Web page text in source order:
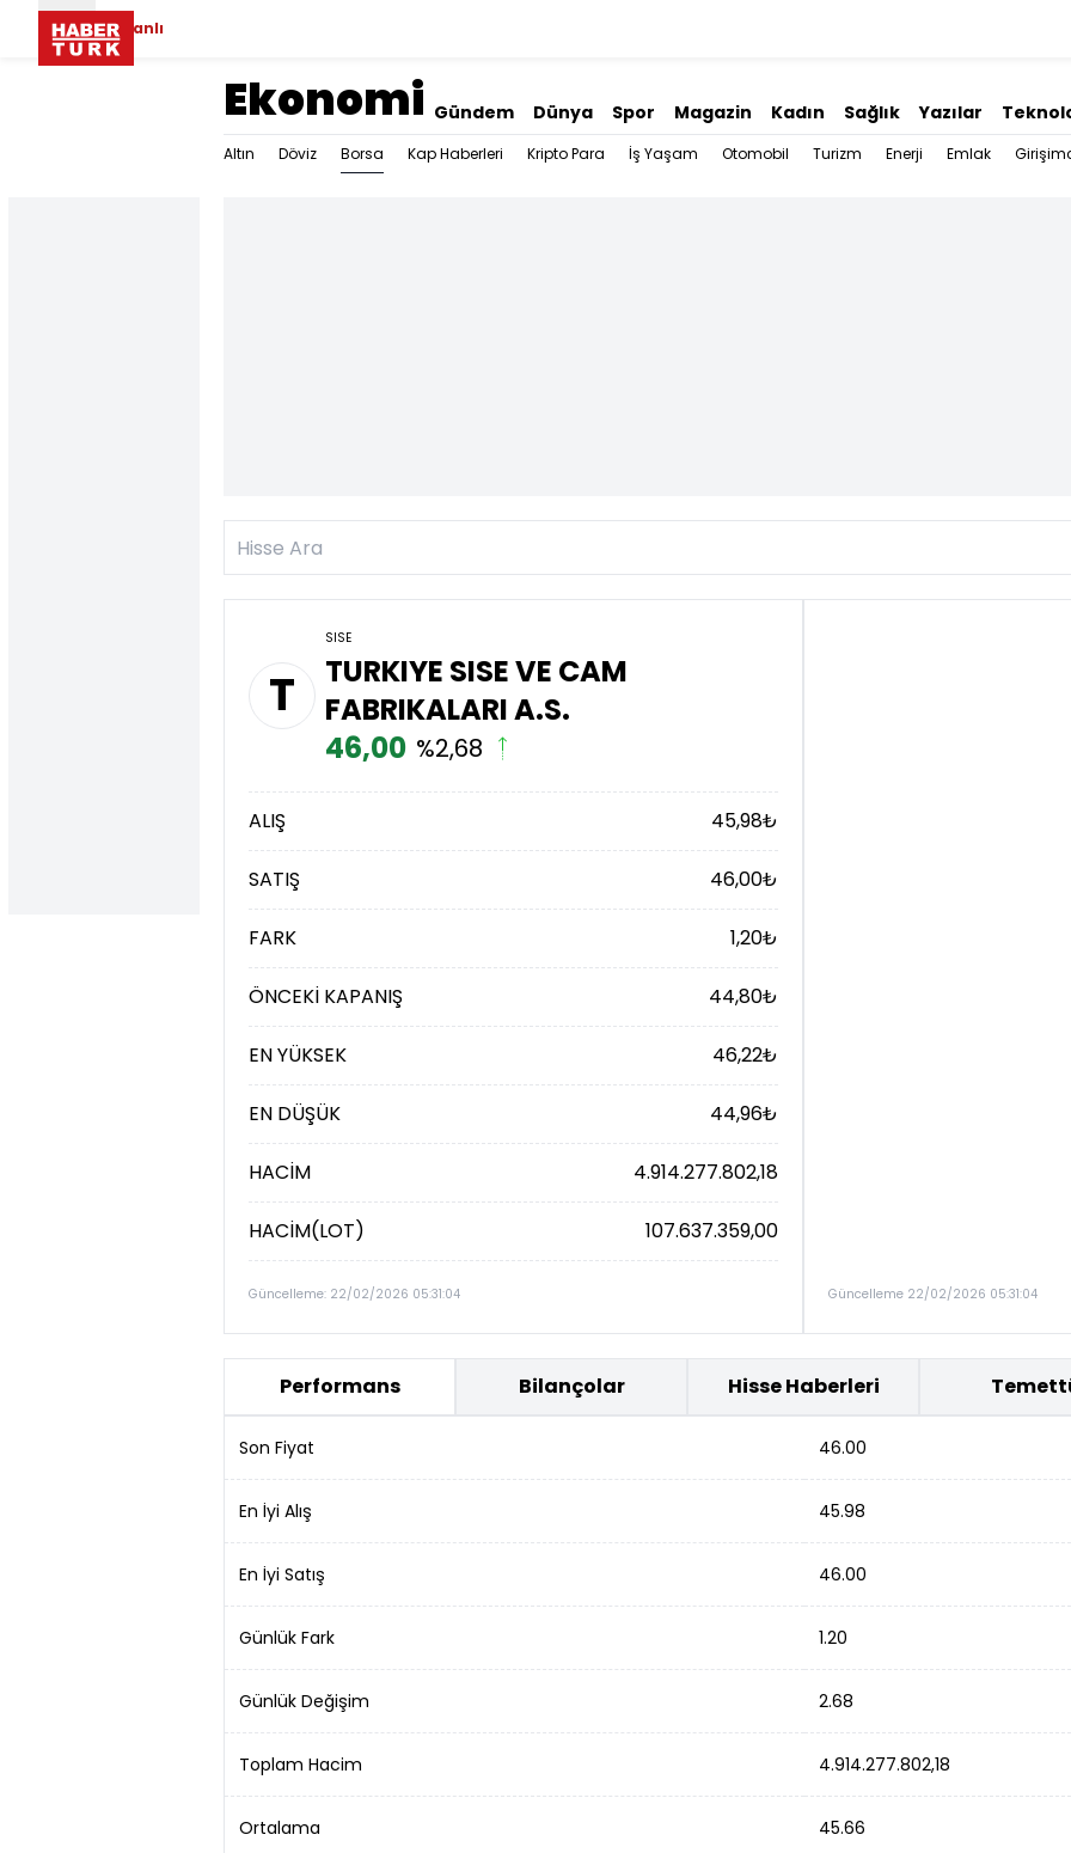
Canlı
Ekonomi Gündem Dünya Spor Magazin Kadın Sağlık Yazılar
Altın Döviz Borsa Kap Haberleri Kripto Para İş Yaşam Otomobil Turizm Enerji Emlak
T
SISE
TURKIYE SISE VE CAM
FABRIKALARI A.S.
46,00 %2,68
ALIŞ 45,98₺
SATIŞ 46,00₺
FARK 1,20₺
ÖNCEKİ KAPANIŞ 44,80₺
EN YÜKSEK 46,22₺
EN DÜŞÜK 44,96₺
HACİM 4.914.277.802,18
HACİM(LOT) 107.637.359,00
Güncelleme: 22/02/2026 05:31:04 Güncelleme 22/02/2026 05:31:04
Performans Bilançolar Hisse Haberleri
Son Fiyat 46.00
En İyi Alış 45.98
En İyi Satış 46.00
Günlük Fark 1.20
Günlük Değişim 2.68
Toplam Hacim 4.914.277.802,18
Ortalama 45.66